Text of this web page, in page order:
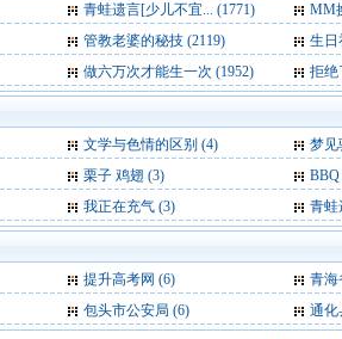
青蛙遗言[少儿不宜... (1771)
MM
管教老婆的秘技 (2119)
生日
做六万次才能生一次 (1952) 拒绝
文学与色情的区别 (4)
梦见驴
栗子 鸡翅 (3)
我正在充气 (3) 青蛙
提升高考网 (6)
青海
包头市公安局 (6) 通化